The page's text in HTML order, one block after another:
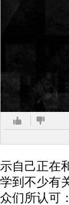
示自己正在
学到不少有
众们所认可